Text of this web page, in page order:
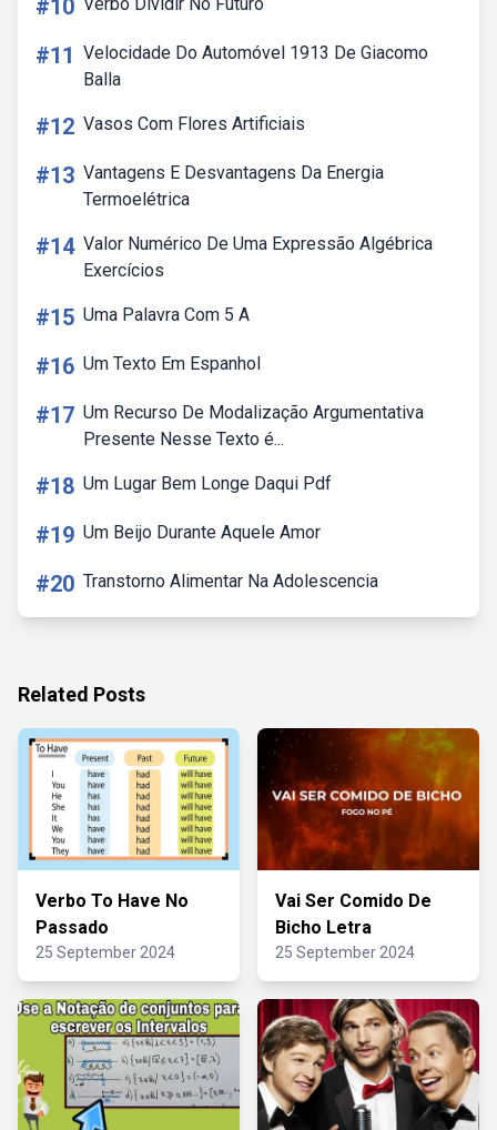
#10
#11 Velocidade Do Automóvel 1913 De Giacomo
Balla
#12 Vasos Com Flores Artificiais
#13 Vantagens E Desvantagens Da Energia
Termoelétrica
#14 Valor Numérico De Uma Expressão Algébrica
Exercícios
#15 Uma Palavra Com 5 A
#16 Um Texto Em Espanhol
#17 Um Recurso De Modalização Argumentativa
Presente Nesse Texto é...
#18 Um Lugar Bem Longe Daqui Pdf
#19 Um Beijo Durante Aquele Amor
#20 Transtorno Alimentar Na Adolescencia
Related Posts
Verbo To Have No
Passado
25 September 2024
Vai Ser Comido De
Bicho Letra
25 September 2024